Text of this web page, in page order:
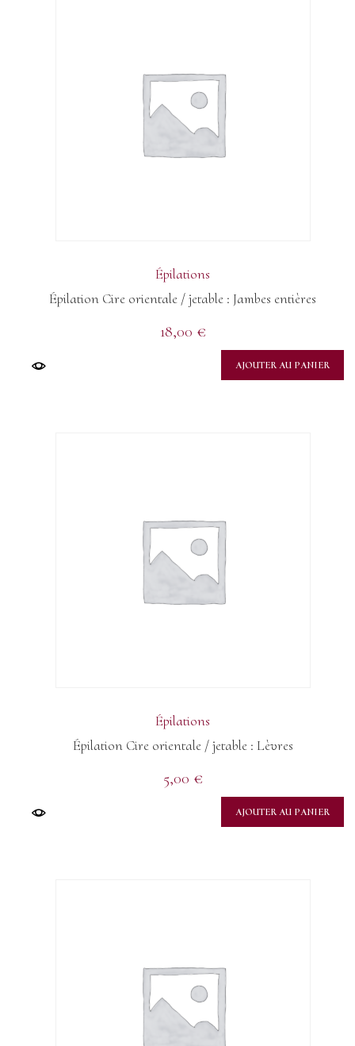
Épilations
Épilation Cire orientale / jetable : Jambes entières
18,00 €
AJOUTER AU PANIER
Épilations
Épilation Cire orientale / jetable : Lèvres
5,00 €
AJOUTER AU PANIER